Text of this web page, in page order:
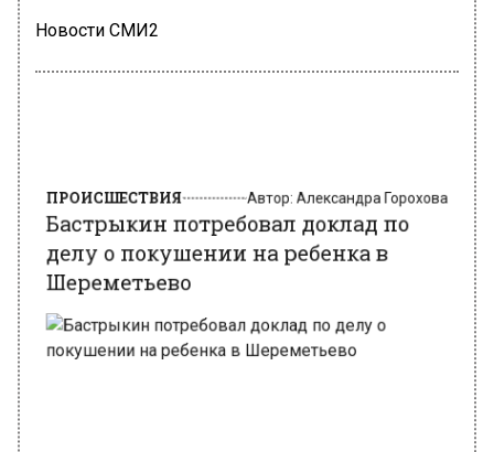
Новости СМИ2
делу о покушении на ребенка в
Шереметьево